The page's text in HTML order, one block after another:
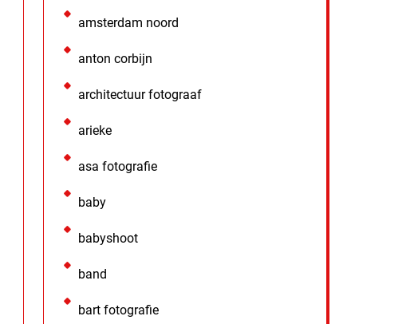
amsterdam noord
anton corbijn
architectuur fotograaf
arieke
asa fotografie
baby
babyshoot
band
bart fotografie